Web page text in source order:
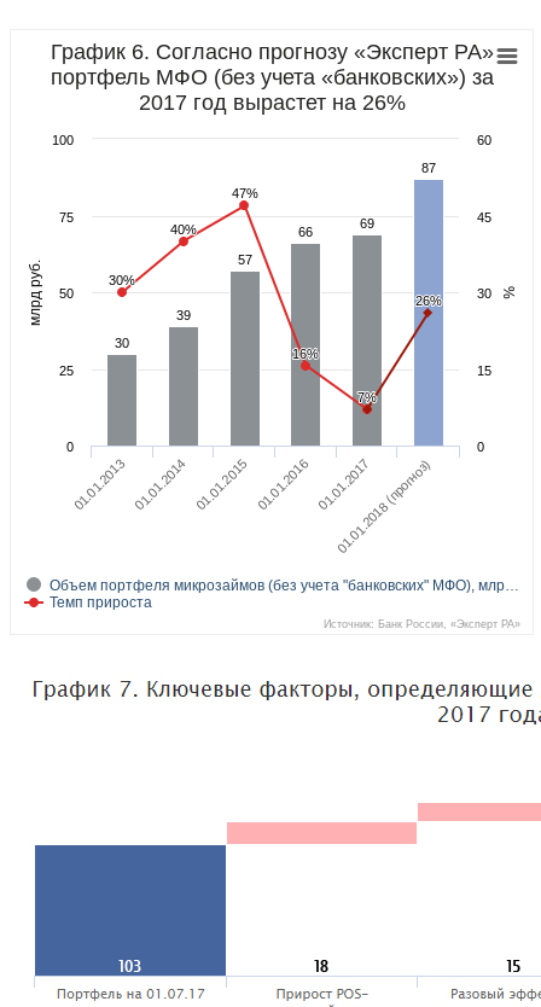
%
млрд руб.
График 6. Согласно прогнозу «Эксперт РА»
портфель МФО (без учета «банковских») за
2017 год вырастет на 26%
30
30
39
39
57
57
66
66
69
69
87
87
30%
30%
40%
40%
47%
47%
16%
16%
7%
7%
26%
26%
Объем портфеля микрозаймов (без учета "банковских" МФО), млр…
Темп прироста
01.01.2013 01.01.2014 01.01.2015 01.01.2016 01.01.2017
01.01.2018 (прогноз)
0
60
15
30
45
0
100
25
50
75
Источник: Банк России, «Эксперт РА»